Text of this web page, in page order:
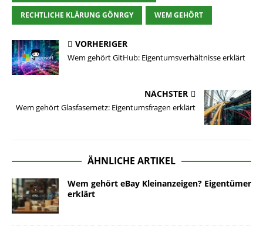
RECHTLICHE KLÄRUNG GÖNRGY WEM GEHÖRT
VORHERIGER
Wem gehört GitHub: Eigentumsverhältnisse erklärt
NÄCHSTER
Wem gehört Glasfasernetz: Eigentumsfragen erklärt
ÄHNLICHE ARTIKEL
Wem gehört eBay Kleinanzeigen? Eigentümer
erklärt